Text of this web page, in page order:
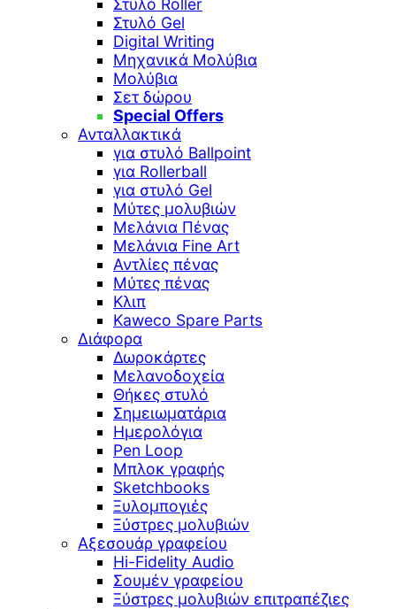
Στυλό Roller
Στυλό Gel
Digital Writing
Μηχανικά Μολύβια
Μολύβια
Σετ δώρου
Special Offers
Ανταλλακτικά
για στυλό Ballpoint
για Rollerball
για στυλό Gel
Μύτες μολυβιών
Μελάνια Πένας
Μελάνια Fine Art
Αντλίες πένας
Μύτες πένας
Κλιπ
Kaweco Spare Parts
Διάφορα
Δωροκάρτες
Μελανοδοχεία
Θήκες στυλό
Σημειωματάρια
Ημερολόγια
Pen Loop
Μπλοκ γραφής
Sketchbooks
Ξυλομπογιές
Ξύστρες μολυβιών
Αξεσουάρ γραφείου
Hi-Fidelity Audio
Σουμέν γραφείου
Ξύστρες μολυβιών επιτραπέζιες